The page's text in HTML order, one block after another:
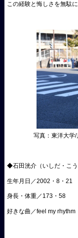
この経験と悔しさを無駄
写真：東洋大学/月
◆石田洸介（いしだ・こう
生年月日／2002・8・21
身長・体重／173・58
好きな曲／feel my rhythm